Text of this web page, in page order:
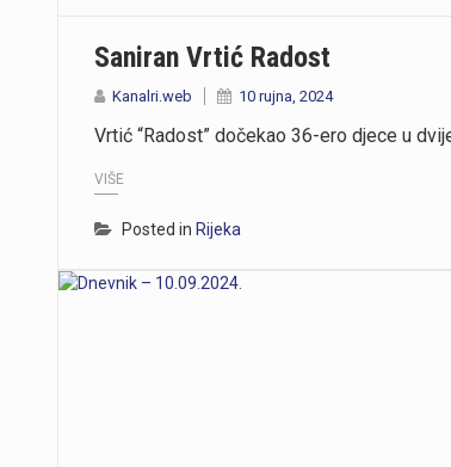
Saniran Vrtić Radost
Kanalri.web 10 rujna, 2024
Vrtić “Radost” dočekao 36-ero djece u
VIŠE
Posted in Rijeka